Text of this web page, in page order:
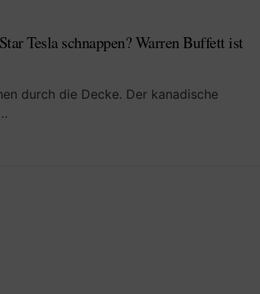
Tesla schnappen? Warren Buffett ist
durch die Decke. Der kanadische